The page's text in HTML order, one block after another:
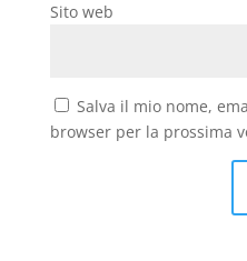
Sito web
Salva il mio nome,
browser per la prossima